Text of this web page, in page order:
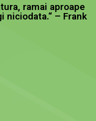
ramai aproape
niciodata.“ – Frank